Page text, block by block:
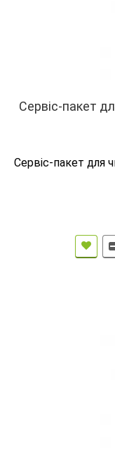
Сервіс-пакет
Сервіс-пакет для